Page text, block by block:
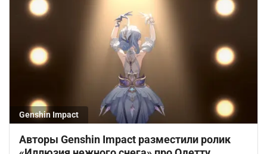
Genshin Impact
Авторы Genshin Impact разместили ролик